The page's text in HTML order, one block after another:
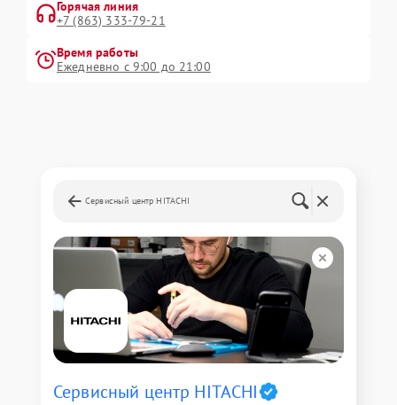
Горячая линия
+7 (863) 333-79-21
Время работы
Ежедневно с 9:00 до 21:00
Сервисный центр HITACHI
Сервисный центр HITACHI